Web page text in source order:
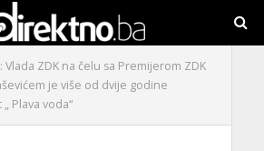
Vlada ZDK na čelu sa Premijerom ZDK
je više od dvije godine
Plava voda“